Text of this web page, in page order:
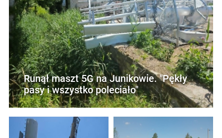
Runął maszt 5G na Junikowie. "Pękły
pasy i wszystko poleciało"